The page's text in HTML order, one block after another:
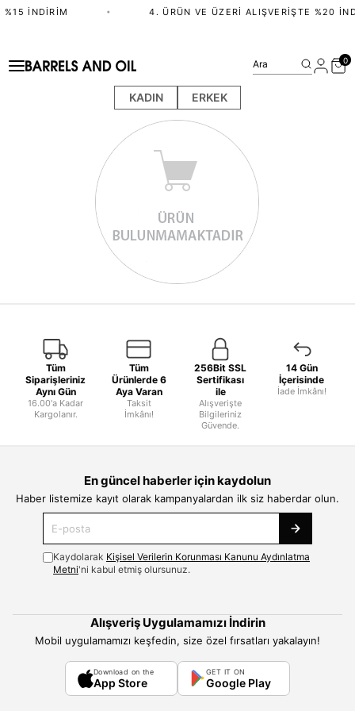
İNDIRIM • 4. ÜRÜN VE ÜZERI ALIŞVERIŞTE %20
KADIN ERKEK
Ara 0
Tüm
Siparişleriniz
Aynı Gün
16.00'a Kadar
Kargolanır.
Tüm
Ürünlerde 6
Aya Varan
Taksit
İmkânı!
256Bit SSL
Sertifikası
ile
Alışverişte
Bilgileriniz
Güvende.
14 Gün
İçerisinde
İade İmkânı!
En güncel haberler için kaydolun
Haber listemize kayıt olarak kampanyalardan ilk siz haberdar olun.
Kaydolarak Kişisel Verilerin Korunması Kanunu Aydınlatma
Metni'ni kabul etmiş olursunuz.
Alışveriş Uygulamamızı İndirin
Mobil uygulamamızı keşfedin, size özel fırsatları yakalayın!
Download on the
App Store
GET IT ON
Google Play